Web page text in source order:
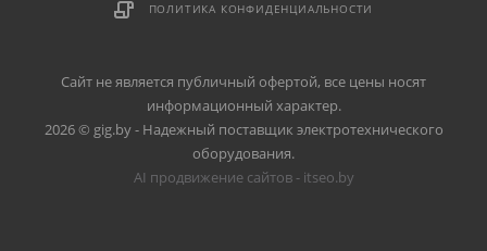
ПОЛИТИКА КОНФИДЕНЦИАЛЬНОСТИ
Сайт не является публичный офертой, все цены носят
информационный характер.
2026 © gig.by - Надежный поставщик электротехнического
оборудования.
AI продвижение сайтов - itseo.by